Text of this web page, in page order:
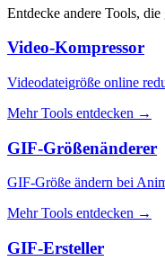
Entdecke andere Tools,
Video-Kompressor
Videodateigröße online
Mehr Tools entdecken →
GIF-Größenänderer
GIF-Größe ändern bei
Mehr Tools entdecken →
GIF-Ersteller